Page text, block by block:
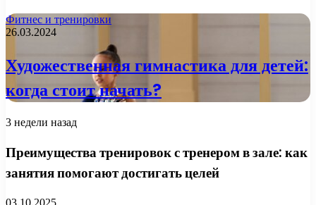
Фитнес и тренировки
26.03.2024
Художественная гимнастика для детей:
когда стоит начать?
3 недели назад
Преимущества тренировок с тренером в зале: как
занятия помогают достигать целей
03.10.2025